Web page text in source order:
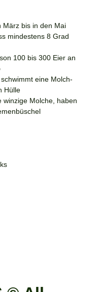
März bis in den Mai
mindestens 8 Grad
100 bis 300 Eier an
eine Molch-
Hülle
winzige Molche, haben